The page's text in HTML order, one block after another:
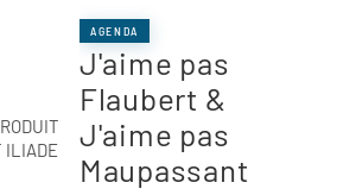
ILIADE
AGENDA
J'aime pas
Flaubert &
J'aime pas
Maupassant